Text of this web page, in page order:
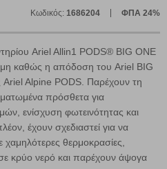
Κωδικός: 1686204 ΦΠΑ 24%
Ariel Allin1 PODS® BIG ONE
καθώς η απόδοση του Ariel BIG
Ariel Alpine PODS. Παρέχουν τη
πρόσθετα για
ενίσχυση φωτεινότητας και
έχουν σχεδιαστεί για να
χαμηλότερες θερμοκρασίες,
κρύο νερό και παρέχουν άψογα
επιθυμείτε, με κόμμα ανάμεσά
κουμπί "Αναζήτηση". Θα
από όλες τις Κατηγορίες και
Cookies
χρήση του ιστότοπου συλλέγουμε
πληροφορίες σχετικές με την
μη εξατομικευμένες και σπάνια